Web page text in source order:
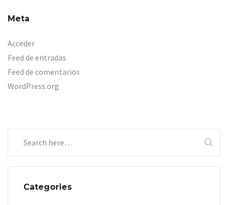
Meta
Acceder
Feed de entradas
Feed de comentarios
WordPress.org
Categories